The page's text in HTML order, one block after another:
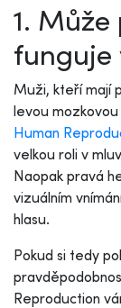
1.
funguje
Muži, kteří mají
levou
Human
velkou roli v
Naopak pravá
vizuálním
hlasu.
Pokud si tedy
Reproduction